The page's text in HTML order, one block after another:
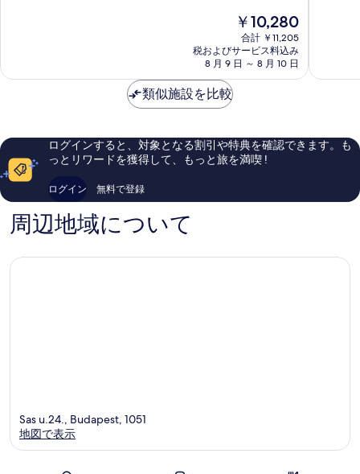
ス
ィ
ン
タ
に
し
口
コ
1,011
件
の
口
現
在
の
料
金
￥10,280
合計 ￥11,205
税およびサービス料込み
8 月 9 日 ～ 8 月 10 日
ダ
シ
テ
に
し
い、
の
類似施設を比較
ログインすると、対象となる割引や特典を確認できます。も
っとリワードを獲得して、もっと旅を満喫 !
ログイン 無料で登録
周辺地域について
Sas u.24., Budapest, 1051
地図で表示